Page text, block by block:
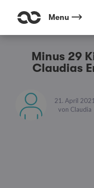
Menu
Minus 29
Claudias
21. April 2021
von Claudia